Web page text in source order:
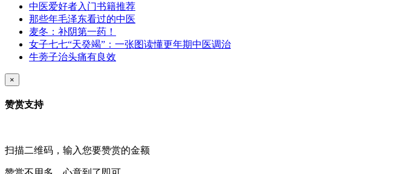
中医爱好者入门书籍推荐
那些年毛泽东看过的中医
麦冬：补阴第一药！
女子七七“天癸竭”：一张图读懂更年期中医调治
牛蒡子治头痛有良效
×
赞赏支持
扫描二维码，输入您要赞赏的金额